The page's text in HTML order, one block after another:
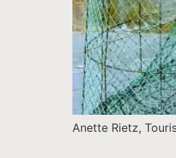
Anette Rietz,